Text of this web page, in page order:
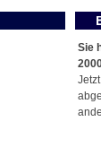
Sie